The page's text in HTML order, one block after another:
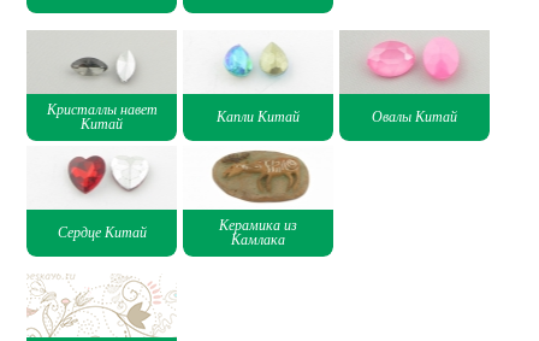
Кристаллы навет
Китай
Капли Китай Овалы Китай
Сердце Китай
Керамика из
Камлака